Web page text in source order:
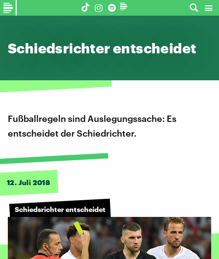
Schiedsrichter entscheidet
Fußballregeln sind Auslegungssache: Es
entscheidet der Schiedrichter.
12. Juli 2018
Schiedsrichter entscheidet